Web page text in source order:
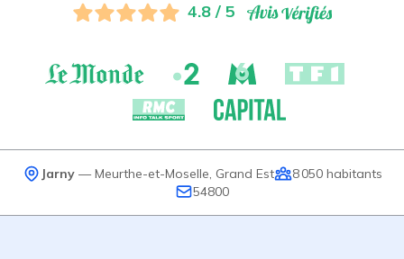
4.8 / 5
Jarny— Meurthe-et-Moselle Grand Est 8 050habitants
54800